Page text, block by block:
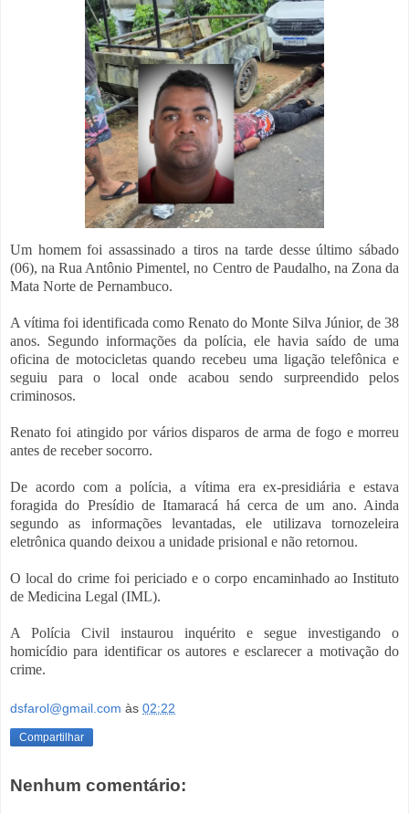
Um homem foi assassinado a tiros na tarde desse último sábado
(06), na Rua Antônio Pimentel, no Centro de Paudalho, na Zona da
Mata Norte de Pernambuco.
A vítima foi identificada como Renato do Monte Silva Júnior, de 38
anos. Segundo informações da polícia, ele havia saído de uma
oficina de motocicletas quando recebeu uma ligação telefônica e
seguiu para o local onde acabou sendo surpreendido pelos
criminosos.
Renato foi atingido por vários disparos de arma de fogo e morreu
antes de receber socorro.
De acordo com a polícia, a vítima era ex-presidiária e estava
foragida do Presídio de Itamaracá há cerca de um ano. Ainda
segundo as informações levantadas, ele utilizava tornozeleira
eletrônica quando deixou a unidade prisional e não retornou.
O local do crime foi periciado e o corpo encaminhado ao Instituto
de Medicina Legal (IML).
A Polícia Civil instaurou inquérito e segue investigando o
homicídio para identificar os autores e esclarecer a motivação do
crime.
dsfarol@gmail.com às 02:22
Compartilhar
Nenhum comentário: